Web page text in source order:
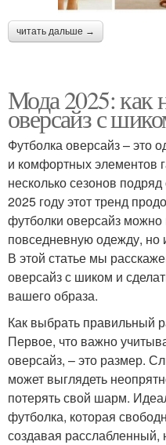
читать дальше →
Мода 2025: как
оверсайз с
Футболка оверсайз – это
и комфортных элементов
несколько сезонов
2025 году этот тренд
футболки оверсайз можно
повседневную одежду, но
В этой статье мы
оверсайз с шиком и
вашего образа.
Как выбрать правильный
Первое, что важно
оверсайз, – это размер.
может выглядеть
потерять свой шарм.
футболка, которая
создавая расслабленный,